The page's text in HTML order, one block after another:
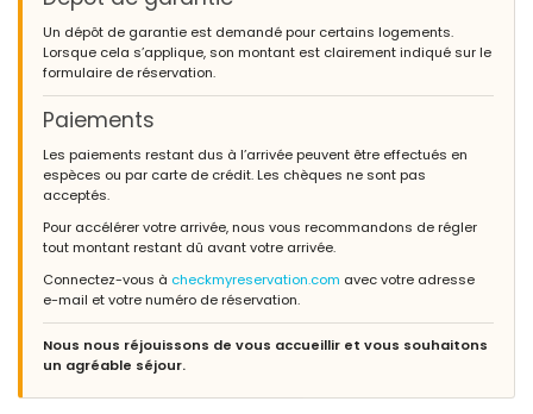
Un dépôt de garantie est demandé pour certains logements.
Lorsque cela s’applique, son montant est clairement indiqué sur le
formulaire de réservation.
Paiements
Les paiements restant dus à l’arrivée peuvent être effectués en
espèces ou par carte de crédit. Les chèques ne sont pas
acceptés.
Pour accélérer votre arrivée, nous vous recommandons de régler
tout montant restant dû avant votre arrivée.
Connectez-vous à checkmyreservation.com avec votre adresse
e-mail et votre numéro de réservation.
Nous nous réjouissons de vous accueillir et vous souhaitons
un agréable séjour.